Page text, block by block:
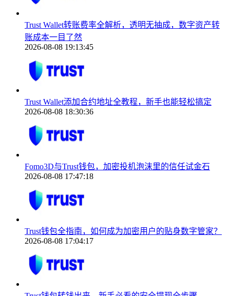
Trust Wallet转账费率全解析，透明无抽成，数字资产转
账成本一目了然
2026-08-08 19:13:45
Trust Wallet添加合约地址全教程，新手也能轻松搞定
2026-08-08 18:30:36
Fomo3D与Trust钱包，加密投机泡沫里的信任试金石
2026-08-08 17:47:18
Trust钱包全指南，如何成为加密用户的贴身数字管家？
2026-08-08 17:04:17